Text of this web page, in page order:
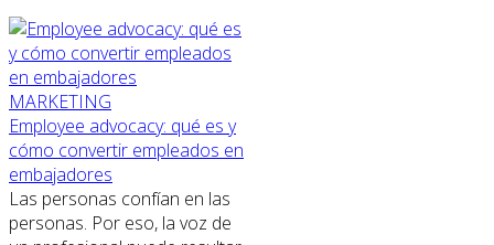
MARKETING
Employee advocacy: qué es y
cómo convertir empleados en
embajadores
Las personas confían en las
personas. Por eso, la voz de